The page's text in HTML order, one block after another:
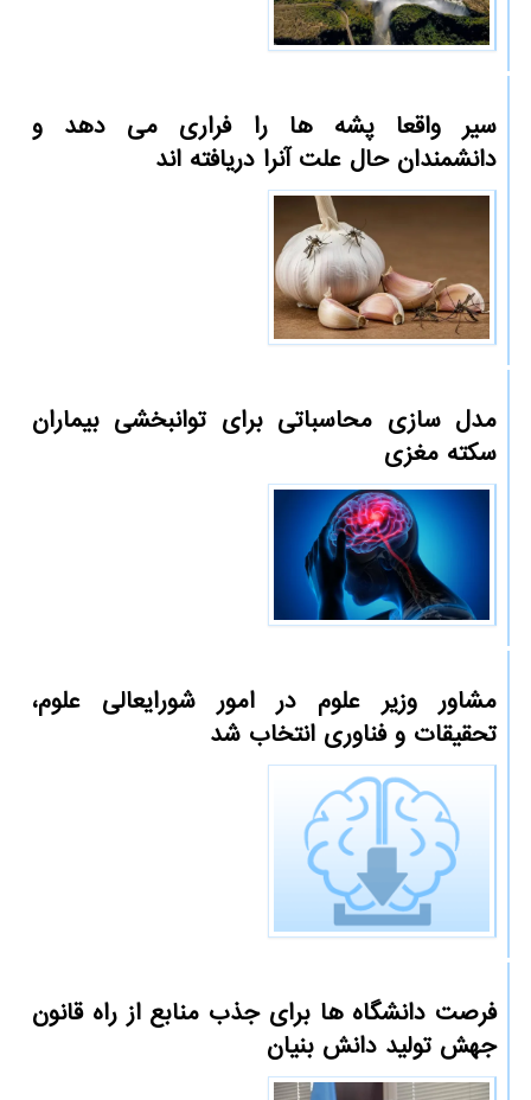
سیر واقعا پشه ها را فراری می دهد و
دانشمندان حال علت آنرا دریافته اند
مدل سازی محاسباتی برای توانبخشی بیماران
سکته مغزی
مشاور وزیر علوم در امور شورایعالی علوم،
تحقیقات و فناوری انتخاب شد
فرصت دانشگاه ها برای جذب منابع از راه قانون
جهش تولید دانش بنیان